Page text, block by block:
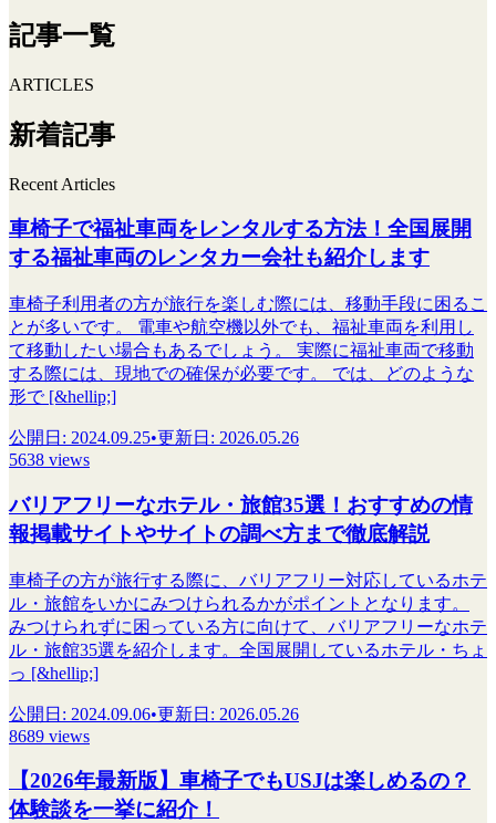
記事一覧
ARTICLES
新着記事
Recent Articles
車椅子で福祉車両をレンタルする方法！全国展開
する福祉車両のレンタカー会社も紹介します
車椅子利用者の方が旅行を楽しむ際には、移動手段に困るこ
とが多いです。 電車や航空機以外でも、福祉車両を利用し
て移動したい場合もあるでしょう。 実際に福祉車両で移動
する際には、現地での確保が必要です。 では、どのような
形で [&hellip;]
公開日 : 2024.09.25•更新日 : 2026.05.26
5638 views
バリアフリーなホテル・旅館35選！おすすめの情
報掲載サイトやサイトの調べ方まで徹底解説
車椅子の方が旅行する際に、バリアフリー対応しているホテ
ル・旅館をいかにみつけられるかがポイントとなります。
みつけられずに困っている方に向けて、バリアフリーなホテ
ル・旅館35選を紹介します。全国展開しているホテル・ちょ
っ [&hellip;]
公開日 : 2024.09.06•更新日 : 2026.05.26
8689 views
【2026年最新版】車椅子でもUSJは楽しめるの？
体験談を一挙に紹介！